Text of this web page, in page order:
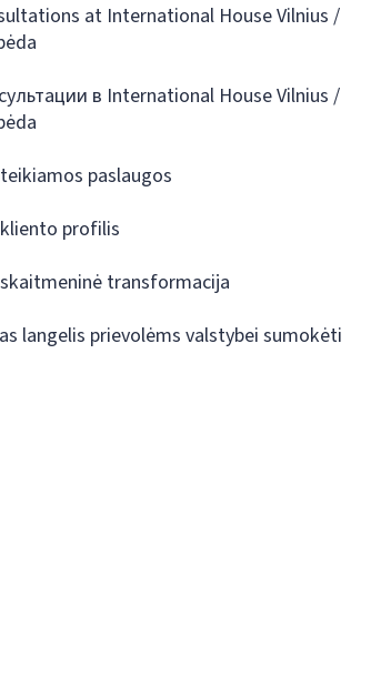
at International House Vilnius /
в International House Vilnius /
paslaugos
profilis
transformacija
langelis prievolėms valstybei sumokėti